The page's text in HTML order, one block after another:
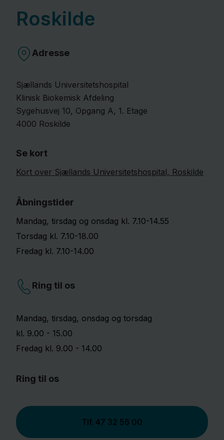
Roskilde
Adresse
Sjællands Universitetshospital
Klinisk Biokemisk Afdeling
Sygehusvej 10, Opgang A, 1. Etage
4000 Roskilde
Se kort
Kort over Sjællands Universitetshospital, Roskilde
Åbningstider
Mandag​, tirsdag og onsdag kl. 7.10-14.55
Torsdag kl. 7.10-18.00
Fredag kl. 7.10-14.00
Ring til os
Mandag, tirsdag, onsdag og torsdag
kl. 9.00 - 15.00
Fredag kl. 9.00 - 14.00
Ring til os
Tlf. 47 32 56 00